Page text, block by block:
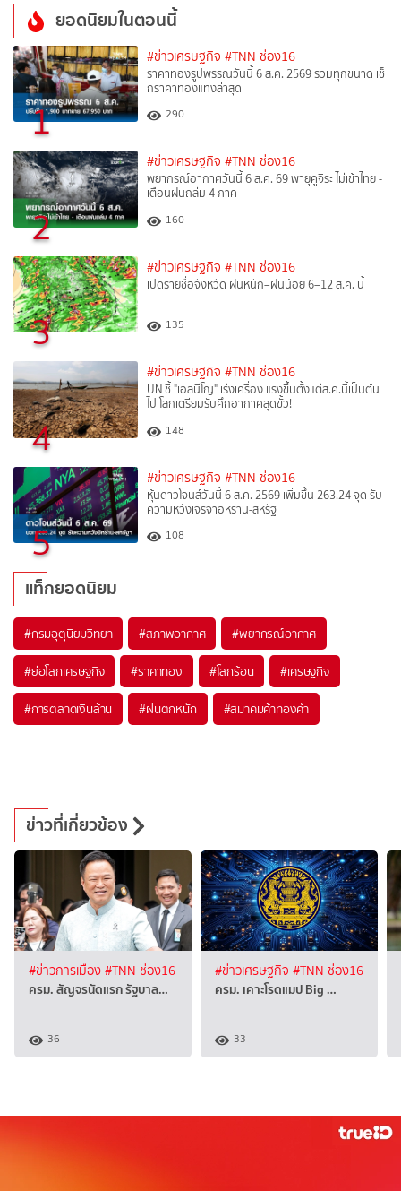
ยอดนิยมในตอนนี้
1
#ข่าวเศรษฐกิจ #TNN ช่อง16
ราคาทองรูปพรรณวันนี้ 6 ส.ค. 2569 รวมทุกขนาด เช็
กราคาทองแท่งล่าสุด
290
2
#ข่าวเศรษฐกิจ #TNN ช่อง16
พยากรณ์อากาศวันนี้ 6 ส.ค. 69 พายุคูจิระ ไม่เข้าไทย -
เตือนฝนถล่ม 4 ภาค
160
3
#ข่าวเศรษฐกิจ #TNN ช่อง16
เปิดรายชื่อจังหวัด ฝนหนัก–ฝนน้อย 6–12 ส.ค. นี้
135
4
#ข่าวเศรษฐกิจ #TNN ช่อง16
UN ชี้ "เอลนีโญ" เร่งเครื่อง แรงขึ้นตั้งแต่ส.ค.นี้เป็นต้น
ไป โลกเตรียมรับศึกอากาศสุดขั้ว!
148
5
#ข่าวเศรษฐกิจ #TNN ช่อง16
หุ้นดาวโจนส์วันนี้ 6 ส.ค. 2569 เพิ่มขึ้น 263.24 จุด รับ
ความหวังเจรจาอิหร่าน-สหรัฐ
108
แท็กยอดนิยม
#กรมอุตุนิยมวิทยา #สภาพอากาศ #พยากรณ์อากาศ
#ย่อโลกเศรษฐกิจ #ราคาทอง #โลกร้อน #เศรษฐกิจ
#การตลาดเงินล้าน #ฝนตกหนัก #สมาคมค้าทองคำ
ข่าวที่เกี่ยวข้อง
#ข่าวการเมือง#TNN ช่อง16
ครม. สัญจรนัดแรก รัฐบาล…
36
#ข่าวเศรษฐกิจ #TNN ช่อง16
ครม. เคาะโรดแมป Big …
33